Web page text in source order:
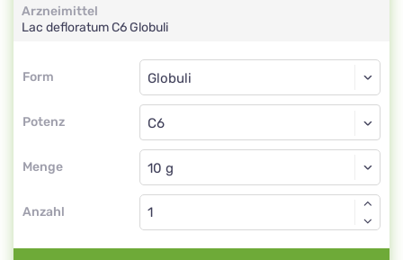
Arzneimittel
Lac defloratumC6Globuli
Form
Form
Potenz
Globuli
C6
Menge
Globuli
Anzahl